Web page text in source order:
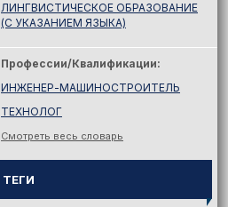
ЛИНГВИСТИЧЕСКОЕ ОБРАЗОВАНИЕ
(С УКАЗАНИЕМ ЯЗЫКА)
Профессии/Квалификации:
ИНЖЕНЕР-МАШИНОСТРОИТЕЛЬ
ТЕХНОЛОГ
Смотреть весь словарь
ТЕГИ